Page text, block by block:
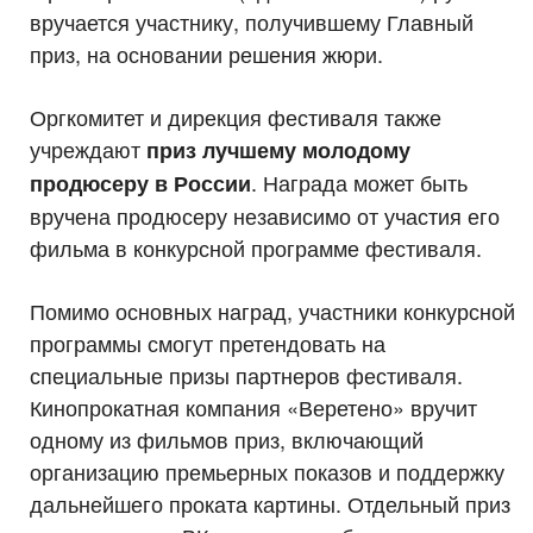
вручается участнику, получившему Главный
приз, на основании решения жюри.
Оргкомитет и дирекция фестиваля также
учреждают приз лучшему молодому
продюсеру в России. Награда может быть
вручена продюсеру независимо от участия его
фильма в конкурсной программе фестиваля.
Помимо основных наград, участники конкурсной
программы смогут претендовать на
специальные призы партнеров фестиваля.
Кинопрокатная компания «Веретено» вручит
одному из фильмов приз, включающий
организацию премьерных показов и поддержку
дальнейшего проката картины. Отдельный приз